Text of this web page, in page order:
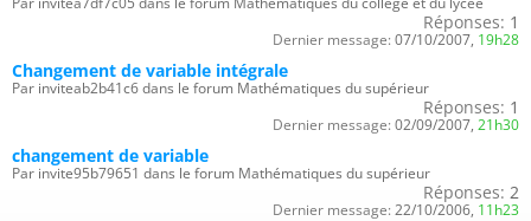
Réponses: 1
Dernier message: 07/10/2007, 19h28
Changement de variable intégrale
Par inviteab2b41c6 dans le forum Mathématiques du supérieur
Réponses: 1
Dernier message: 02/09/2007, 21h30
changement de variable
Par invite95b79651 dans le forum Mathématiques du supérieur
Réponses: 2
Dernier message: 22/10/2006, 11h23